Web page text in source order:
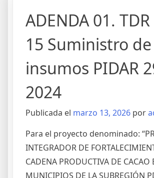
ADENDA 01.
15 Suministro de
insumos PIDAR
2024
Publicada el marzo 13, 2026 por
Para el proyecto denominado:
INTEGRADOR DE
CADENA PRODUCTIVA DE CACAO
MUNICIPIOS DE LA SUBREGIÓN